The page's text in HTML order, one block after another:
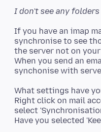
I don't see any
If you have an imap
synchronise to see
the server not on
When you send an
What settings have
Right click on mail
select